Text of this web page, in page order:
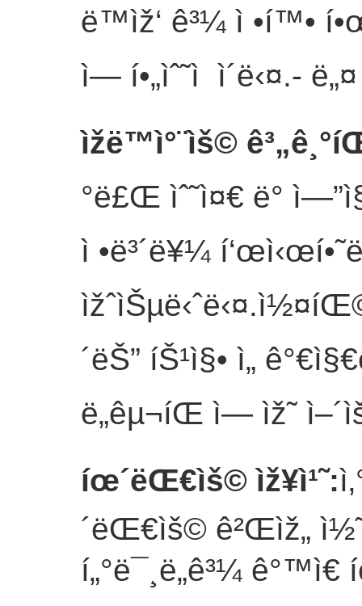
ë™ìž‘ ê³¼ ì •í™• í•œ
ì— í•„ìˆ˜ì  ì´ë‹¤.- ë„¤
ìžë™ì°¨ìš©
°ë£Œ ìˆ˜ì¤€ ë°
ì •ë³´ë¥¼
´ëŠ” íŠ¹ì§• ì„
ë„êµ¬íŒ ì— ìž˜
íœ´ëŒ€ìš© ìž¥ì¹˜:
´ëŒ€ìš© ê²Œìž„
í„°ë¯¸ë„ê³¼